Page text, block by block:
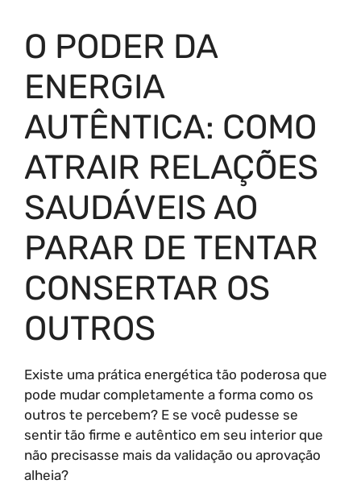
O PODER DA
ENERGIA
AUTÊNTICA: COMO
ATRAIR RELAÇÕES
SAUDÁVEIS AO
PARAR DE TENTAR
CONSERTAR OS
OUTROS
Existe uma prática energética tão poderosa que
pode mudar completamente a forma como os
outros te percebem? E se você pudesse se
sentir tão firme e autêntico em seu interior que
não precisasse mais da validação ou aprovação
alheia?